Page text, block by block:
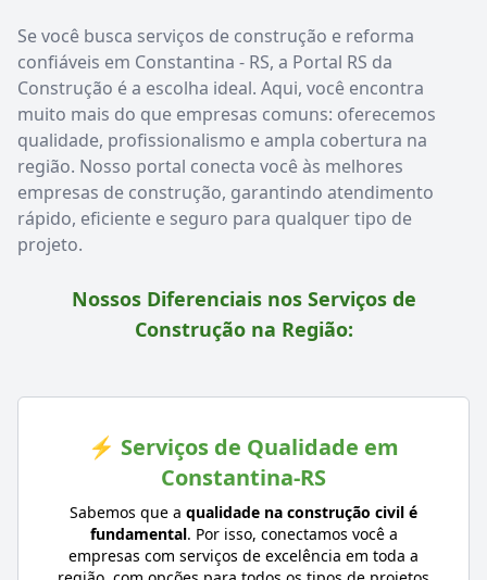
Se você busca serviços de construção e reforma
confiáveis em Constantina - RS, a Portal RS da
Construção é a escolha ideal. Aqui, você encontra
muito mais do que empresas comuns: oferecemos
qualidade, profissionalismo e ampla cobertura na
região. Nosso portal conecta você às melhores
empresas de construção, garantindo atendimento
rápido, eficiente e seguro para qualquer tipo de
projeto.
Nossos Diferenciais nos Serviços de
Construção na Região:
⚡ Serviços de Qualidade em
Constantina-RS
Sabemos que a qualidade na construção civil é
fundamental. Por isso, conectamos você a
empresas com serviços de excelência em toda a